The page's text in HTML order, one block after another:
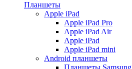
Планшеты
Apple iPad
Apple iPad Pro
Apple iPad Air
Apple iPad
Apple iPad mini
Android планшеты
Планшеты Samsung